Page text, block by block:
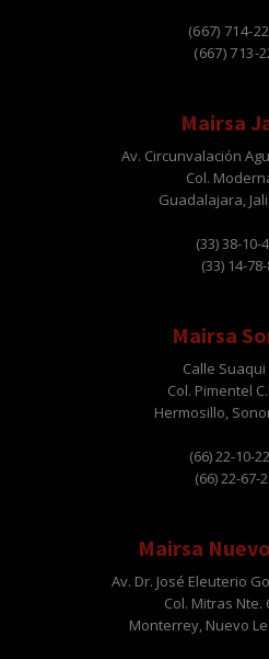
(667) 714-
(667) 713-
Mairsa
Av. Circunvalación
Col.
Guadalajara,
(33) 38-10-
(33) 14-
Mairsa
Calle Suaqui
Col. Pimentel
Hermosillo,
(66) 22-10-
(66) 22-67-
Mairsa
Av. Dr. José Eleuterio
Col. Mitras Nte.
Monterrey, Nuevo